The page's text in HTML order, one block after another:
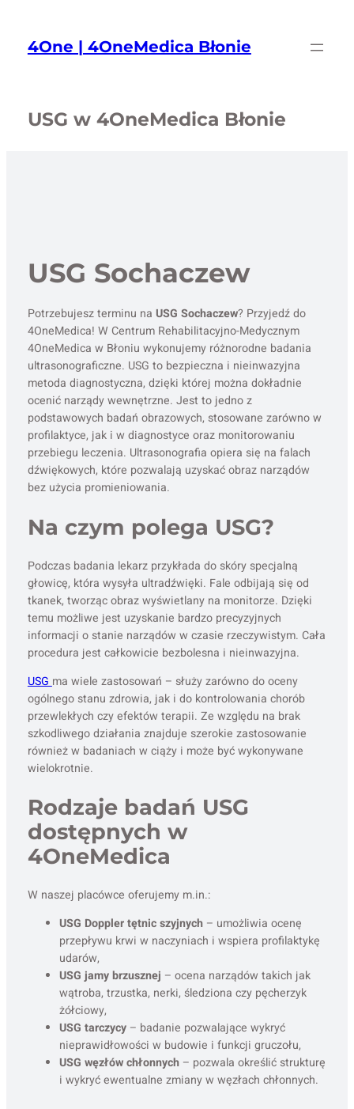
treści4One | 4OneMedica Błonie
USG w 4OneMedica Błonie
USG Sochaczew
Potrzebujesz terminu na USG Sochaczew? Przyjedź do
4OneMedica! W Centrum Rehabilitacyjno-Medycznym
4OneMedica w Błoniu wykonujemy różnorodne badania
ultrasonograficzne. USG to bezpieczna i nieinwazyjna
metoda diagnostyczna, dzięki której można dokładnie
ocenić narządy wewnętrzne. Jest to jedno z
podstawowych badań obrazowych, stosowane zarówno w
profilaktyce, jak i w diagnostyce oraz monitorowaniu
przebiegu leczenia. Ultrasonografia opiera się na falach
dźwiękowych, które pozwalają uzyskać obraz narządów
bez użycia promieniowania.
Na czym polega USG?
Podczas badania lekarz przykłada do skóry specjalną
głowicę, która wysyła ultradźwięki. Fale odbijają się od
tkanek, tworząc obraz wyświetlany na monitorze. Dzięki
temu możliwe jest uzyskanie bardzo precyzyjnych
informacji o stanie narządów w czasie rzeczywistym. Cała
procedura jest całkowicie bezbolesna i nieinwazyjna.
USG ma wiele zastosowań – służy zarówno do oceny
ogólnego stanu zdrowia, jak i do kontrolowania chorób
przewlekłych czy efektów terapii. Ze względu na brak
szkodliwego działania znajduje szerokie zastosowanie
również w badaniach w ciąży i może być wykonywane
wielokrotnie.
Rodzaje badań USG
dostępnych w
4OneMedica
W naszej placówce oferujemy m.in.:
USG Doppler tętnic szyjnych– umożliwia ocenę
przepływu krwi w naczyniach i wspiera profilaktykę
udarów,
USG jamy brzusznej – ocena narządów takich jak
wątroba, trzustka, nerki, śledziona czy pęcherzyk
żółciowy,
USG tarczycy– badanie pozwalające wykryć
nieprawidłowości w budowie i funkcji gruczołu,
USG węzłów chłonnych– pozwala określić strukturę
i wykryć ewentualne zmiany w węzłach chłonnych.